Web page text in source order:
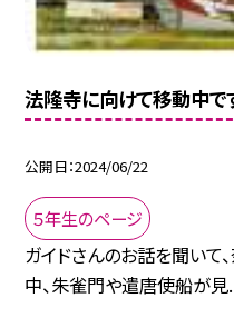
法隆寺に向けて移動中で
公開日 2024/06/22
５年生のページ
ガイドさんのお話を聞いて
中、朱雀門や遣唐使船が見